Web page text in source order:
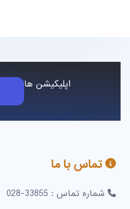
اپلیکیشن ها
تماس با ما
شماره تماس : 33855-028